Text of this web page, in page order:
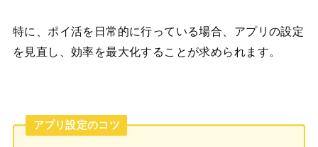
特に、ポイ活を日常的に行っている場合、アプリの設定
を見直し、効率を最大化することが求められます。
アプリ設定のコツ